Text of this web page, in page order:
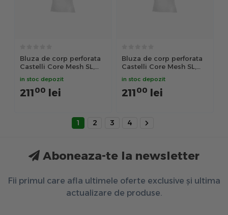
Bluza de corp perforata
Castelli Core Mesh SL,
in stoc depozit
21100 lei
Bluza de corp perforata
Castelli Core Mesh SL,
in stoc depozit
21100 lei
1 2 3 4
Aboneaza-te la newsletter
Fii primul care afla ultimele oferte exclusive și ultima
actualizare de produse.